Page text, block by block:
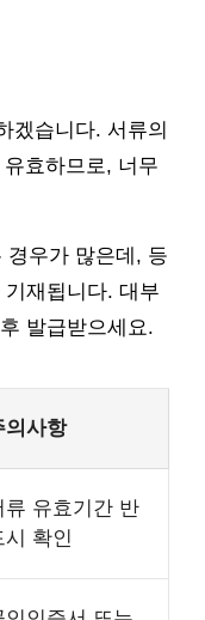
겠습니다. 서류의
효하므로, 너무
경우가 많은데, 등
재됩니다. 대부
발급받으세요.
의사항
류 유효기간 반
시 확인